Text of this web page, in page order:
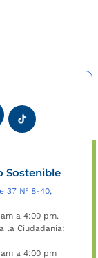
Sostenible
37 Nº 8-40,
a 4:00 pm.
la Ciudadanía:
a 4:00 pm